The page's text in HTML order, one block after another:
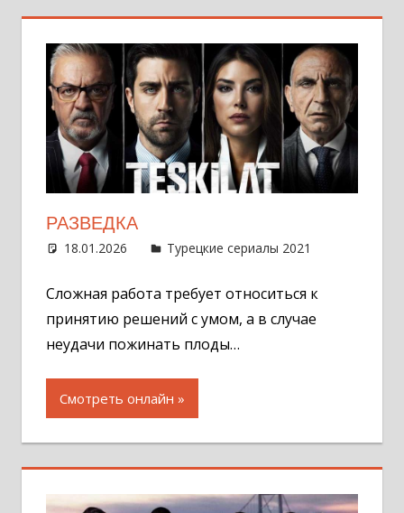
РАЗВЕДКА
18.01.2026 Администратор
Турецкие сериалы 2021
Сложная работа требует относиться к
принятию решений с умом, а в случае
неудачи пожинать плоды…
Смотреть онлайн